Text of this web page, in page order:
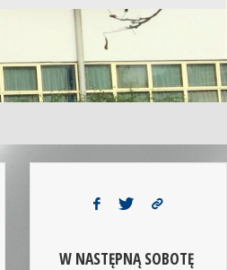
W NASTĘPNĄ SOBOTĘ